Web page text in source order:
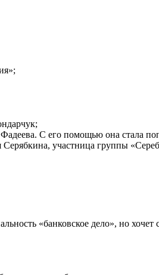
С его помощью она стала
участница группы
«банковское дело», но хочет